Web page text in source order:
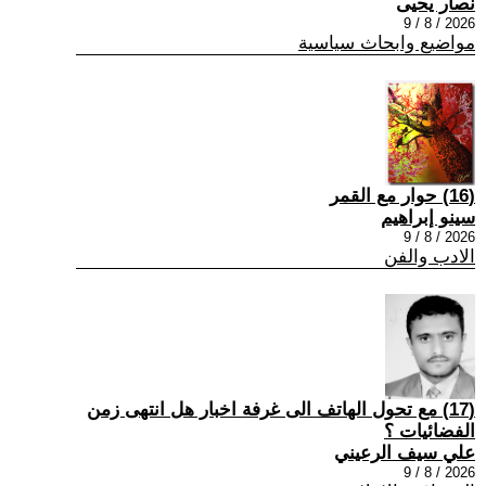
2026 / 8 / 9
مواضيع وابحاث سياسية
(16) حوار مع القمر
سينو إبراهيم
2026 / 8 / 9
الادب والفن
(17) مع تحول الهاتف الى غرفة اخبار هل انتهى زمن
الفضائيات ؟
علي سيف الرعيني
2026 / 8 / 9